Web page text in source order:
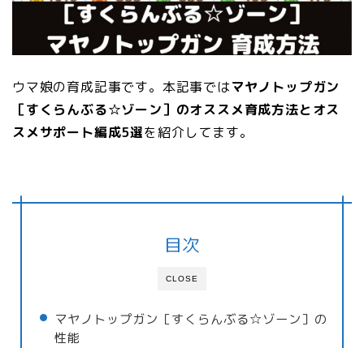
ウマ娘の育成記事です。本記事ではマヤノトップガン
［すくらんぶる☆ゾーン］のオススメ育成方法とオス
スメサポート編成5選を紹介してます。
CLOSE
目次
マヤノトップガン［すくらんぶる☆ゾーン］の
性能